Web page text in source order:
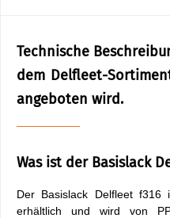
Technische
dem Delfleet-
angeboten wird.
Was ist der Basislack
Der Basislack Delfleet f316
erhältlich und wird von